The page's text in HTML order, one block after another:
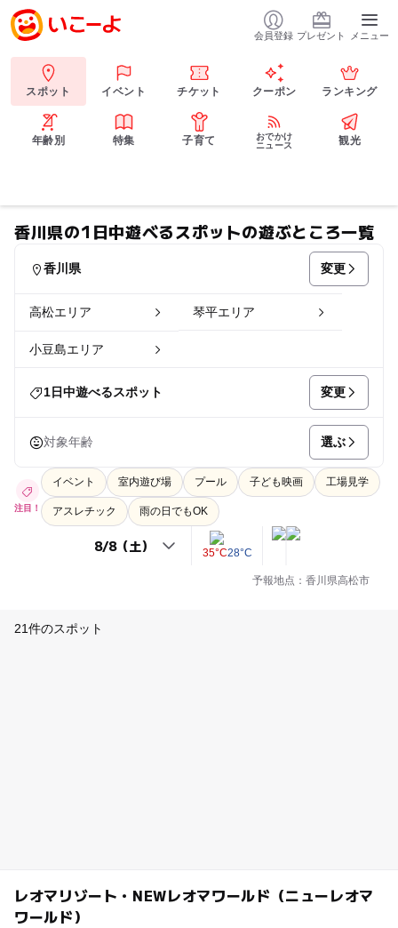
会員登録 プレゼント メニュー
スポット イベント チケット クーポン ランキング
年齢別 特集 子育て
おでかけ
ニュース
観光
香川県の1日中遊べるスポットの遊ぶところ一覧
香川県 変更
高松エリア 琴平エリア
小豆島エリア
1日中遊べるスポット 変更
対象年齢 選ぶ
注目！
イベント 室内遊び場 プール 子ども映画 工場見学
アスレチック 雨の日でもOK
35°C28°C
予報地点：香川県高松市
21件のスポット
レオマリゾート・NEWレオマワールド（ニューレオマ
ワールド）